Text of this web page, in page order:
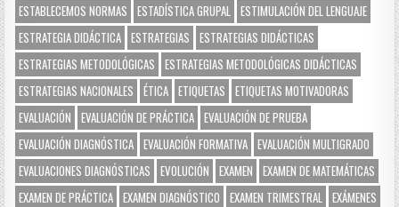
ESTABLECEMOS NORMAS
ESTADÍSTICA GRUPAL
ESTIMULACIÓN DEL LENGUAJE
ESTRATEGIA DIDÁCTICA ESTRATEGIAS
ESTRATEGIAS DIDÁCTICAS
ESTRATEGIAS METODOLÓGICAS
ESTRATEGIAS METODOLÓGICAS DIDÁCTICAS
ESTRATEGIAS NACIONALES
ÉTICA ETIQUETAS
ETIQUETAS MOTIVADORAS
EVALUACIÓN
EVALUACIÓN DE PRÁCTICA EVALUACIÓN DE PRUEBA
EVALUACIÓN DIAGNÓSTICA EVALUACIÓN FORMATIVA EVALUACIÓN MULTIGRADO
EVALUACIONES DIAGNÓSTICAS
EVOLUCIÓN EXAMEN
EXAMEN DE MATEMÁTICAS
EXAMEN DE PRÁCTICA EXAMEN DIAGNÓSTICO EXAMEN TRIMESTRAL
EXÁMENES